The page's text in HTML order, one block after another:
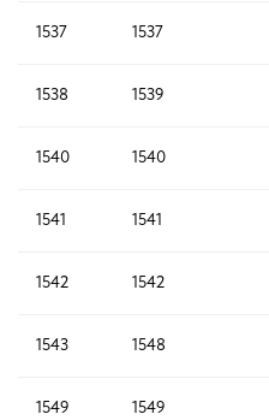
1537 1537
1538 1539
1540 1540
1541 1541
1542 1542
1543 1548
1549 1549